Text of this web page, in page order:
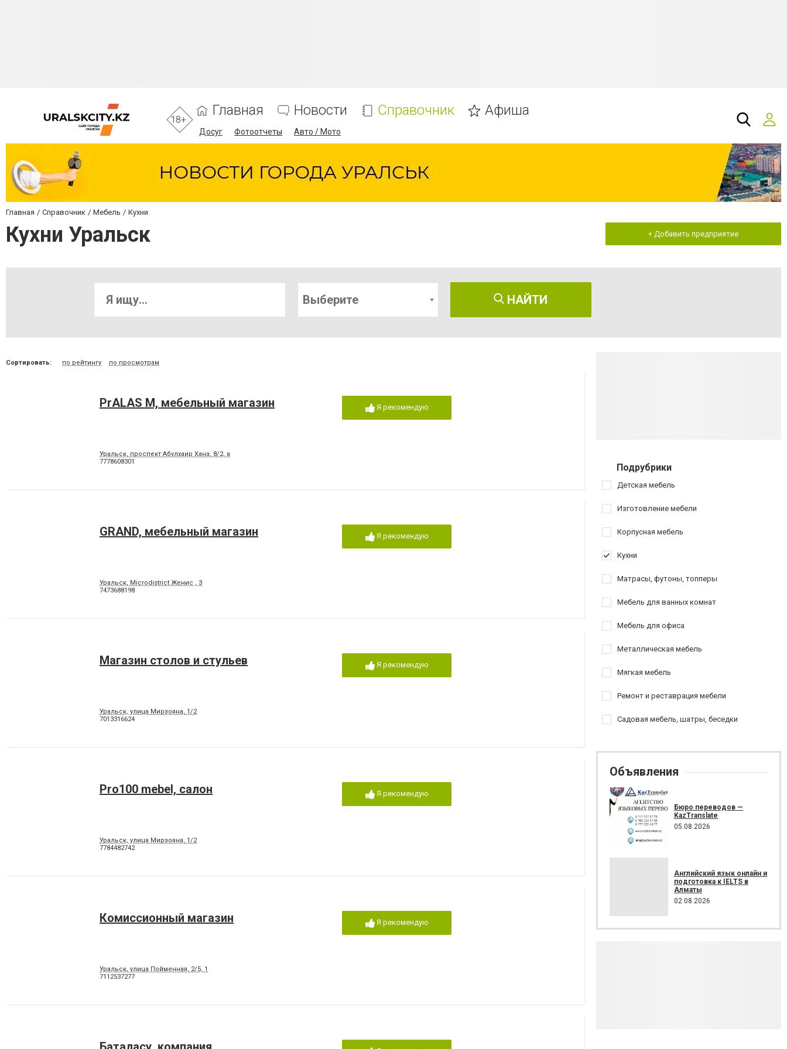
18+
Главная Новости Справочник Афиша
Досуг Фотоотчеты Авто / Мото
Главная Справочник Мебель Кухни
Кухни Уральск + Добавить предприятие
Выберите НАЙТИ
Сортировать: по рейтингу по просмотрам
PrALAS M, мебельный магазин
Уральск, проспект Абулхаир Хана, 8/2, а
7778608301
Я рекомендую
GRAND, мебельный магазин
Уральск, Microdistrict Женис , 3
7473688198
Я рекомендую
Магазин столов и стульев
Уральск, улица Мирзояна, 1/2
7013316624
Я рекомендую
Pro100 mebel, салон
Уральск, улица Мирзояна, 1/2
7784482742
Я рекомендую
Комиссионный магазин
Уральск, улица Пойменная, 2/5, 1
7112537277
Я рекомендую
Подрубрики
Детская мебель
Изготовление мебели
Корпусная мебель
Кухни
Матрасы, футоны, топперы
Мебель для ванных комнат
Мебель для офиса
Металлическая мебель
Мягкая мебель
Ремонт и реставрация мебели
Садовая мебель, шатры, беседки
Объявления
Бюро переводов —
KazTranslate
05.08.2026
Английский язык онлайн и
подготовка к IELTS в
Алматы
02.08.2026